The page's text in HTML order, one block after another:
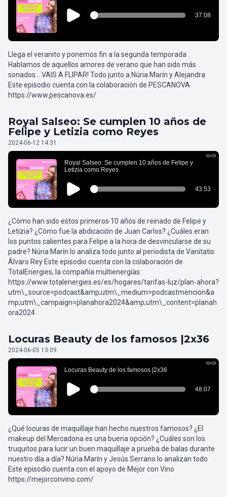
Llega el veranito y ponemos fin a la segunda temporada .
Hablamos de aquellos amores de verano que han sido más
sonados... VAIS A FLIPAR! Todo junto a Núria Marín y Alejandra
Este episodio cuenta con la colaboración de PESCANOVA
https://www.pescanova.es/
Royal Salseo: Se cumplen 10 años de
Felipe y Letizia como Reyes
2024-06-12 14:31
¿Cómo han sido estos primeros 10 años de reinado de Felipe y
Letizia? ¿Cómo fue la abdicación de Juan Carlos? ¿Cuáles eran
los puntos calientes para Felipe a la hora de desvincularse de su
padre? Núria Marín lo analiza todo junto al periodista de Vanitatis
Álvaro Rey Este episodio cuenta con la colaboración de
TotalEnergies, la compañía multienergías:
https://www.totalenergies.es/es/hogares/tarifas-luz/plan-ahora?
utm\_source=podcast&amp;utm\_medium=podcastmencion&a
mp;utm\_campaign=planahora2024&amp;utm\_content=planah
ora2024
Locuras Beauty de los famosos |2x36
2024-06-05 13:09
¿Qué locuras de maquillaje han hecho nuestros famosos? ¿El
makeup del Mercadona es una buena opción? ¿Cuáles son los
truquitos para lucir un buen maquillaje a prueba de balas durante
nuestro día a día? Núria Marín y Jesús Serrano lo analizan todo
Este episodio cuenta con el apoyo de Mejor con Vino
https://mejorconvino.com/